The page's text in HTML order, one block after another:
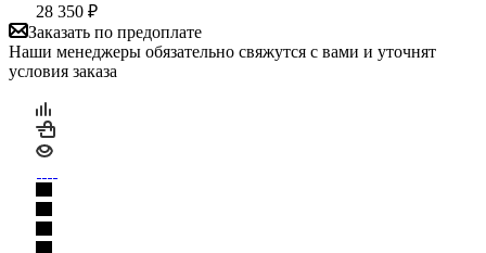
28 350 ₽
Заказать по предоплате
Наши менеджеры обязательно свяжутся с вами и уточнят
условия заказа